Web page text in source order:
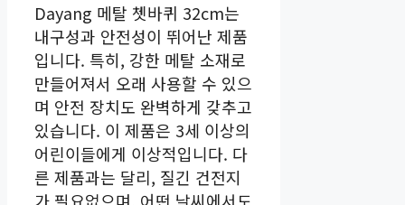
Dayang 메탈 쳇바퀴 32cm는
내구성과 안전성이 뛰어난 제품
입니다. 특히, 강한 메탈 소재로
만들어져서 오래 사용할 수 있으
며 안전 장치도 완벽하게 갖추고
있습니다. 이 제품은 3세 이상의
어린이들에게 이상적입니다. 다
른 제품과는 달리, 질긴 건전지